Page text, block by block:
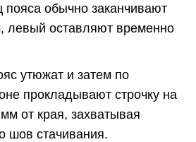
пояса обычно заканчивают
левый оставляют временно
утюжат и затем по
прокладывают строчку на
от края, захватывая
шов стачивания.